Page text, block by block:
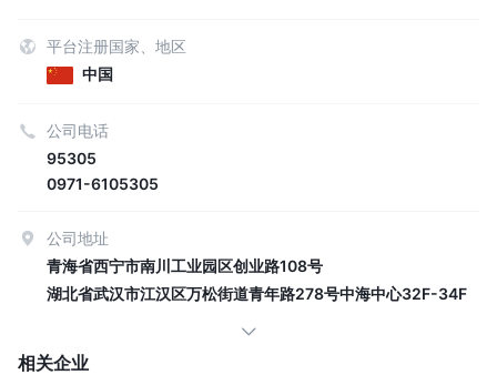
平台注册国家、地区
中国
公司电话
95305
0971-6105305
公司地址
青海省西宁市南川工业园区创业路108号
湖北省武汉市江汉区万松街道青年路278号中海中心32F-34F
相关企业